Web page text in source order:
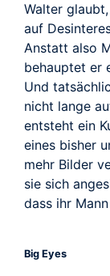
Walter
auf
Anstatt also
behauptet er
Und
nicht lange
entsteht ein
eines bisher
mehr Bilder
sie sich
dass ihr
Big Eyes